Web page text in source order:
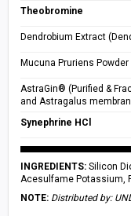
Theobromine
Dendrobium Extract
Mucuna Pruriens Powder
AstraGin® (Purified &
and Astragalus
Synephrine HCl
INGREDIENTS: Silicon
Acesulfame Potassium,
NOTE: Distributed by: